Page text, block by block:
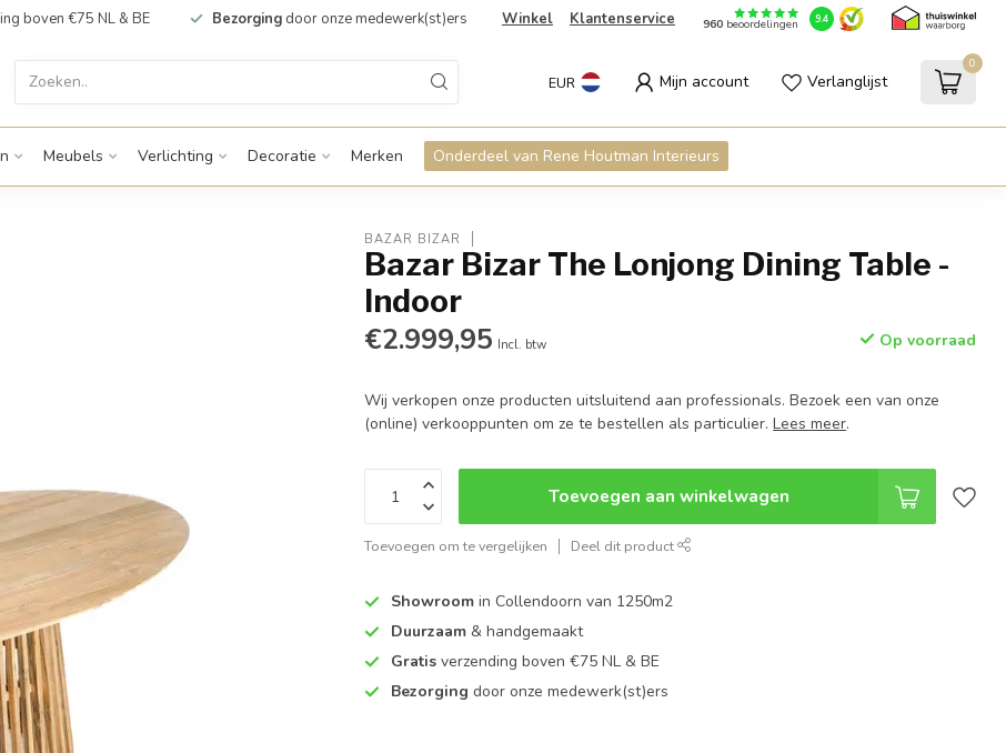
boven €75 NL & BE Bezorging door onze medewerk(st)ers Winkel Klantenservice 960beoordelingen 9.4
EUR Mijn account Verlanglijst
0
Meubels Verlichting Decoratie Merken Onderdeel van Rene Houtman Interieurs
BAZAR BIZAR
Bazar Bizar The Lonjong Dining Table -
Indoor
€2.999,95 Incl. btw Op voorraad
Wij verkopen onze producten uitsluitend aan professionals. Bezoek een van onze
(online) verkooppunten om ze te bestellen als particulier.Lees meer.
Toevoegen aan winkelwagen
Toevoegen om te vergelijken Deel dit product
Showroom in Collendoorn van 1250m2
Duurzaam & handgemaakt
Gratis verzending boven €75 NL & BE
Bezorging door onze medewerk(st)ers